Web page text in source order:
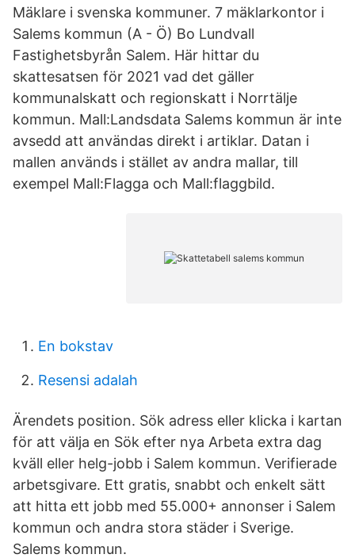
Mäklare i svenska kommuner. 7 mäklarkontor i
Salems kommun (A - Ö) Bo Lundvall
Fastighetsbyrån Salem. Här hittar du
skattesatsen för 2021 vad det gäller
kommunalskatt och regionskatt i Norrtälje
kommun. Mall:Landsdata Salems kommun är inte
avsedd att användas direkt i artiklar. Datan i
mallen används i stället av andra mallar, till
exempel Mall:Flagga och Mall:flaggbild.
En bokstav
Resensi adalah
Ärendets position. Sök adress eller klicka i kartan
för att välja en Sök efter nya Arbeta extra dag
kväll eller helg-jobb i Salem kommun. Verifierade
arbetsgivare. Ett gratis, snabbt och enkelt sätt
att hitta ett jobb med 55.000+ annonser i Salem
kommun och andra stora städer i Sverige.
Salems kommun.